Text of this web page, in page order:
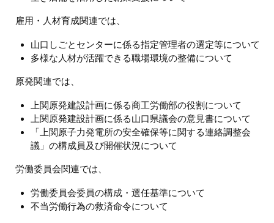
雇用・人材育成関連では、
山口しごとセンターに係る指定管理者の選定等について
多様な人材が活躍できる職場環境の整備について
原発関連では、
上関原発建設計画に係る商工労働部の役割について
上関原発建設計画に係る山口県議会の意見書について
「上関原子力発電所の安全確保等に関する連絡調整会
議」の構成員及び開催状況について
労働委員会関連では、
労働委員会委員の構成・選任基準について
不当労働行為の救済命令について